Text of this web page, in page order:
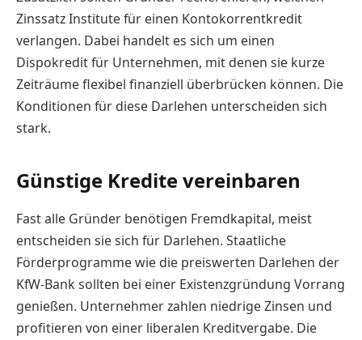
Zinssatz Institute für einen Kontokorrentkredit
verlangen. Dabei handelt es sich um einen
Dispokredit für Unternehmen, mit denen sie kurze
Zeiträume flexibel finanziell überbrücken können. Die
Konditionen für diese Darlehen unterscheiden sich
stark.
Günstige Kredite vereinbaren
Fast alle Gründer benötigen Fremdkapital, meist
entscheiden sie sich für Darlehen. Staatliche
Förderprogramme wie die preiswerten Darlehen der
KfW-Bank sollten bei einer Existenzgründung Vorrang
genießen. Unternehmer zahlen niedrige Zinsen und
profitieren von einer liberalen Kreditvergabe. Die